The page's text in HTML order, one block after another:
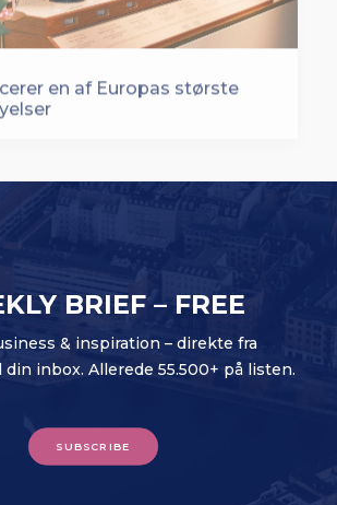
en af Europas største
BRIEF – FREE
& inspiration – direkte fra
inbox. Allerede 55.500+ på listen.
SUBSCRIBE